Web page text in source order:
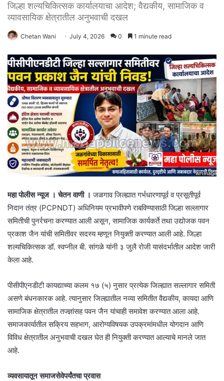
जिल्हा शल्यचिकित्सक कार्यालयाचा आदेश; वैद्यकीय, सामाजिक व
व्यावसायिक क्षेत्रातील अनुभवाची दखल
Chetan Wani July 4, 2026 0 1 minute read
महा पोलीस न्यूज । चेतन वाणी ।जळगाव जिल्ह्यात गर्भधारणापूर्व व प्रसूतीपूर्व
निदान तंत्र (PCPNDT) अधिनियम प्रभावीपणे राबविण्यासाठी जिल्हा सल्लागार
समितीची पुनर्रचना करण्यात आली असून, सामाजिक कार्यकर्ते तथा उद्योजक पवन
प्रकाश जैन यांची समितीवर सदस्य म्हणून नियुक्ती करण्यात आली आहे. जिल्हा
शल्यचिकित्सक डॉ. स्वप्नील बी. सांगळे यांनी ३ जुलै रोजी यासंदर्भातील आदेश जारी
केला आहे.
पीसीपीएनडीटी कायद्याच्या कलम १७ (५) नुसार प्रत्येक जिल्ह्यात सल्लागार समिती
असणे बंधनकारक आहे. त्यानुसार जिल्ह्यातील नव्या समितीत वैद्यकीय, कायदा आणि
सामाजिक क्षेत्रातील तज्ज्ञांसह पवन जैन यांचाही समावेश करण्यात आला आहे.
समाजकार्यातील सक्रिय सहभाग, आरोग्यविषयक उपक्रमांमधील योगदान आणि
विविध क्षेत्रातील अनुभवाची दखल घेत ही नियुक्ती करण्यात आल्याचे मानले जात
आहे.
व्यवसायातून समाजसेवेपर्यंतचा प्रवास